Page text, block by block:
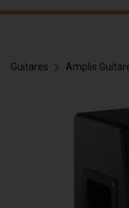
Guitares Amplis